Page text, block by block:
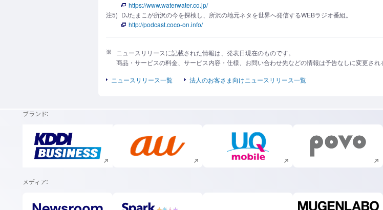
https://www.waterwater.co.jp/
注5) DJたまこが所沢の今を探検し、所沢の地元ネタを世界へ発信するWEBラジオ番組。
http://podcast.coco-on.info/
ニュースリリースに記載された情報は、発表日現在のものです。
商品・サービスの料金、サービス内容・仕様、お問い合わせ先などの情報は予告なしに変更され
ニュースリリース一覧
法人のお客さま向けニュースリリース一覧
ブランド
新規ウィンドウで開く 新規ウィンドウで開く 新規ウィンドウで開く 新規ウィンド
メディア